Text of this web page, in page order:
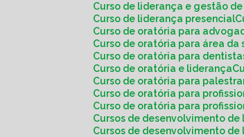
Curso de liderança e gestão
Curso de liderança presencial
Curso de oratória para
Curso de oratória para área
Curso de oratória para
Curso de oratória e liderança
Curso de oratória para
Curso de oratória para
Curso de oratória para
Cursos de desenvolvimento
Cursos de desenvolvimento